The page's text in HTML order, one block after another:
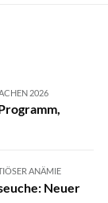
2026
ANÄMIE
Neuer